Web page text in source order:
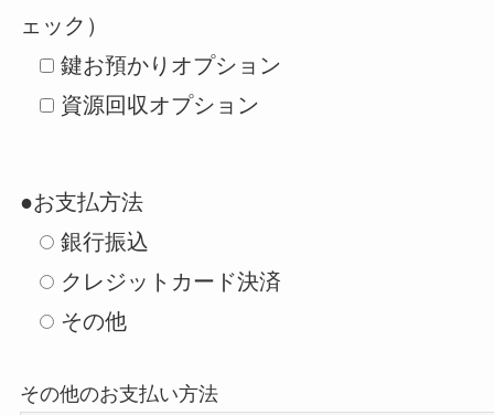
ェック）
鍵お預かりオプション
資源回収オプション
●お支払方法
銀行振込
クレジットカード決済
その他
その他のお支払い方法